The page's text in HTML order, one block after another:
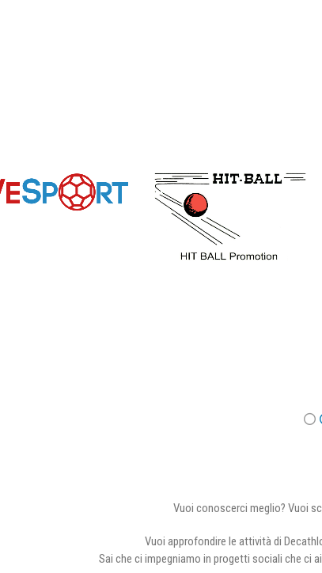
Vuoi conoscerci meglio? Vuoi
Vuoi approfondire le attività di
Sai che ci impegniamo in progetti sociali che ci